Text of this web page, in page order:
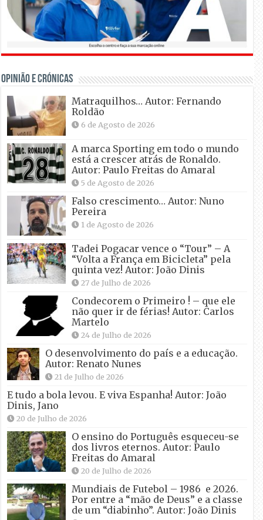
OPINIÃO E CRÓNICAS
Matraquilhos… Autor: Fernando
Roldão
6 de Agosto de 2026
A marca Sporting em todo o mundo
está a crescer atrás de Ronaldo.
Autor: Paulo Freitas do Amaral
5 de Agosto de 2026
Falso crescimento… Autor: Nuno
Pereira
1 de Agosto de 2026
Tadei Pogacar vence o “Tour” – A
“Volta a França em Bicicleta” pela
quinta vez! Autor: João Dinis
27 de Julho de 2026
Condecorem o Primeiro ! – que ele
não quer ir de férias! Autor: Carlos
Martelo
24 de Julho de 2026
O desenvolvimento do país e a educação.
Autor: Renato Nunes
21 de Julho de 2026
E tudo a bola levou. E viva Espanha! Autor: João
Dinis, Jano
20 de Julho de 2026
O ensino do Português esqueceu-se
dos livros eternos. Autor: Paulo
Freitas do Amaral
20 de Julho de 2026
Mundiais de Futebol – 1986 e 2026.
Por entre a “mão de Deus” e a classe
de um “diabinho”. Autor: João Dinis